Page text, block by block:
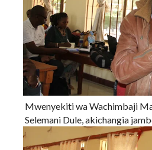
Mwenyekiti wa Wachimbaji
Selemani Dule, akichangia